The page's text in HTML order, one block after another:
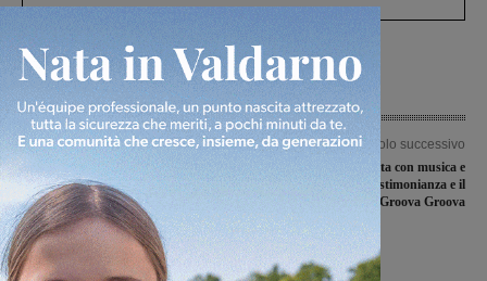
Articolo precedente
La Coop licenzia un delegato
sindacale. La Filcams Cgil:
“Atteggiamento indicibile.
Paradossale che avvenga da parte di
una cooperativa”
Articolo successivo
L’Africa raccontata con musica e
percussioni: la testimonianza e il
progetto del gruppo Groova Groova